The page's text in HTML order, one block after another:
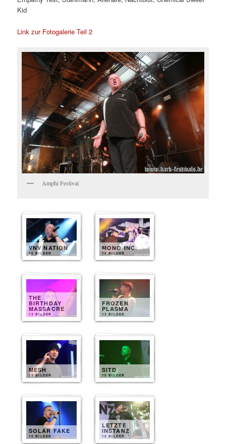
Kid
Link zur Fotogalerie Teil 2
Amphi Festival
VNV NATION
15 BILDER
MONO INC.
14 BILDER
THE
BIRTHDAY
MASSACRE
13 BILDER
FROZEN
PLASMA
13 BILDER
MESH
13 BILDER
SITD
10 BILDER
SOLAR FAKE
10 BILDER
LETZTE
INSTANZ
10 BILDER